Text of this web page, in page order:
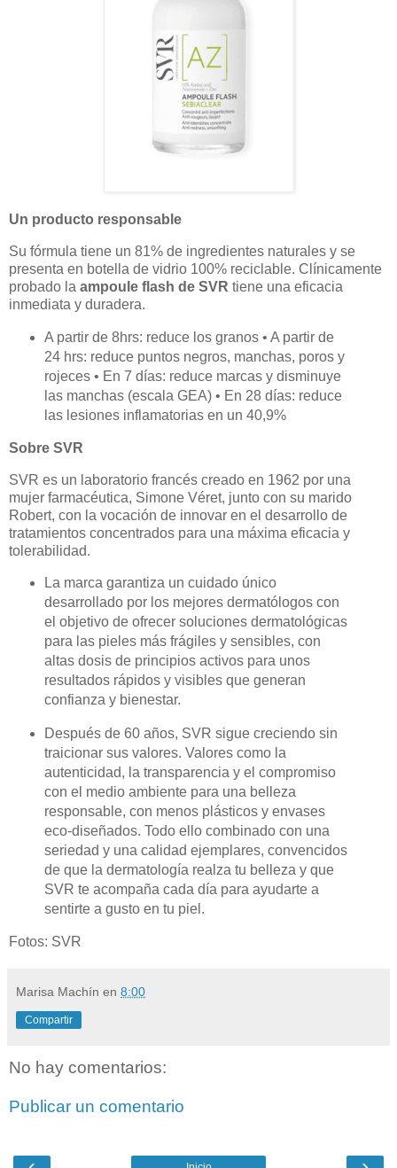
Un producto responsable
Su fórmula tiene un 81% de ingredientes naturales y se
presenta en botella de vidrio 100% reciclable. Clínicamente
probado la ampoule flash de SVR tiene una eficacia
inmediata y duradera.
A partir de 8hrs: reduce los granos • A partir de
24 hrs: reduce puntos negros, manchas, poros y
rojeces • En 7 días: reduce marcas y disminuye
las manchas (escala GEA) • En 28 días: reduce
las lesiones inflamatorias en un 40,9%
Sobre SVR
SVR es un laboratorio francés creado en 1962 por una
mujer farmacéutica, Simone Véret, junto con su marido
Robert, con la vocación de innovar en el desarrollo de
tratamientos concentrados para una máxima eficacia y
tolerabilidad.
La marca garantiza un cuidado único
desarrollado por los mejores dermatólogos con
el objetivo de ofrecer soluciones dermatológicas
para las pieles más frágiles y sensibles, con
altas dosis de principios activos para unos
resultados rápidos y visibles que generan
confianza y bienestar.
Después de 60 años, SVR sigue creciendo sin
traicionar sus valores. Valores como la
autenticidad, la transparencia y el compromiso
con el medio ambiente para una belleza
responsable, con menos plásticos y envases
eco-diseñados. Todo ello combinado con una
seriedad y una calidad ejemplares, convencidos
de que la dermatología realza tu belleza y que
SVR te acompaña cada día para ayudarte a
sentirte a gusto en tu piel.
Fotos: SVR
Marisa Machín en 8:00
Compartir
No hay comentarios:
Publicar un comentario